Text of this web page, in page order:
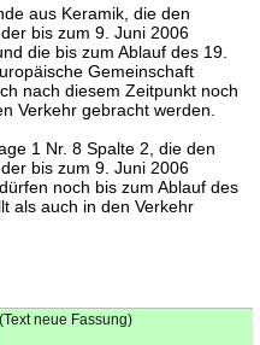
aus Keramik, die den
bis zum 9. Juni 2006
die bis zum Ablauf des 19.
Gemeinschaft
nach diesem Zeitpunkt noch
Verkehr gebracht werden.
1 Nr. 8 Spalte 2, die den
bis zum 9. Juni 2006
noch bis zum Ablauf des
als auch in den Verkehr
(Text neue Fassung)